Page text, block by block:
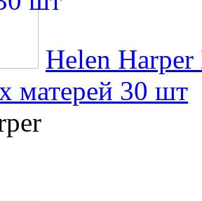
Helen Harper
матерей 30 шт